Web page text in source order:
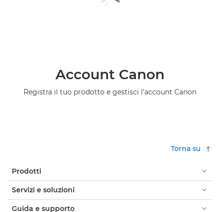
Account Canon
Registra il tuo prodotto e gestisci l'account Canon
Torna su
Prodotti
Servizi e soluzioni
Guida e supporto